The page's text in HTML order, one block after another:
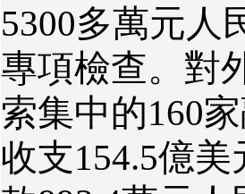
5300多萬元人
專項檢查。對
索集中的160
收支154.5億美